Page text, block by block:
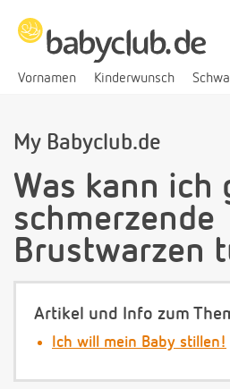
Vornamen Kinderwunsch
My Babyclub.de
Was kann ich
schmerzende
Brustwarzen
Artikel und Info zum
Ich will mein Baby stillen!